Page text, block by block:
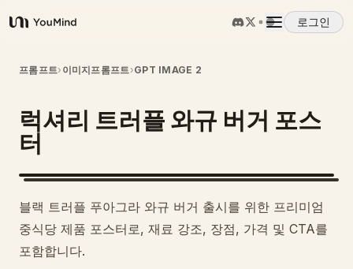
YouMind
로그인
개요
사용 사례
스킬
프롬프트
프롬프트› 이미지프롬프트›GPT IMAGE 2
럭셔리 트러플 와규 버거 포스
터
블랙 트러플 푸아그라 와규 버거 출시를 위한 프리미엄
중식당 제품 포스터로, 재료 강조, 장점, 가격 및 CTA를
포함합니다.